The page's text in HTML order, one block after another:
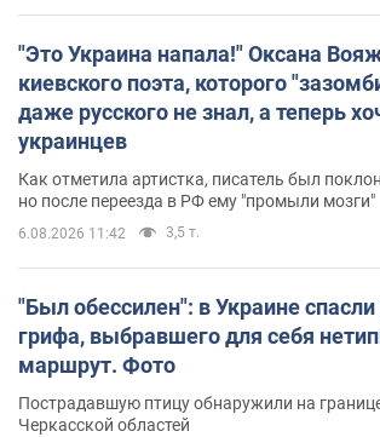
"Это Украина напала!" Оксана
киевского поэта, которого
даже русского не знал, а теперь
украинцев
Как отметила артистка, писатель был
но после переезда в РФ ему "промыли мозги"
6.08.2026 11:42 3,5 т.
"Был обессилен": в Украине спасли
грифа, выбравшего для себя
маршрут. Фото
Пострадавшую птицу обнаружили на
Черкасской областей